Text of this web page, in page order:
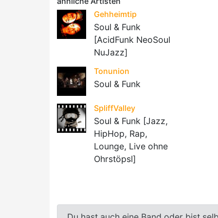
Gehheimtip
Soul & Funk
[AcidFunk NeoSoul
NuJazz]
Tonunion
Soul & Funk
SpliffValley
Soul & Funk [Jazz,
HipHop, Rap,
Lounge, Live ohne
Ohrstöpsl]